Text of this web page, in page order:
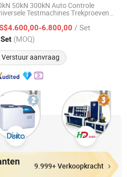
50kN 300kN Auto Controle
Testmachines Trekproeven
Compressie Buigen Testen
6.800,00 / Set
(MOQ)
Verstuur aanvraag
Co., Ltd.
Sinds 2021
9.999+ Verkoopkracht